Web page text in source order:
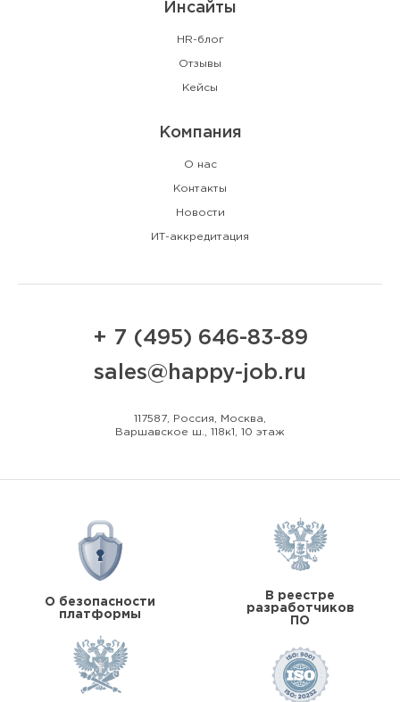
Инсайты
HR-блог
Отзывы
Кейсы
Компания
О нас
Контакты
Новости
ИТ-аккредитация
+ 7 (495) 646-83-89
sales@happy-job.ru
117587, Россия, Москва,
Варшавское ш., 118к1, 10 этаж
О безопасности
платформы
В реестре
разработчиков
ПО